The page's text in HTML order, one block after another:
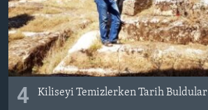
4 Kiliseyi Temizlerken Tarih Buldular